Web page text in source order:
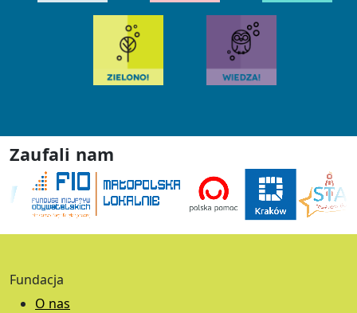
Zaufali nam
Fundacja
O nas